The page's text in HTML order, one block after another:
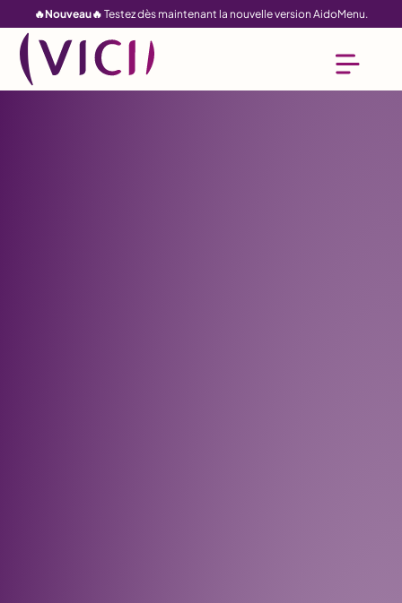
🔥Nouveau🔥 Testez dès maintenant la nouvelle version AidoMenu.